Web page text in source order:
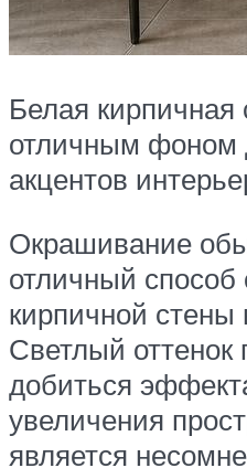
Белая кирпичная
отличным фоном
акцентов
Окрашивание
отличный способ
кирпичной стены
Светлый оттенок
добиться
увеличения
является